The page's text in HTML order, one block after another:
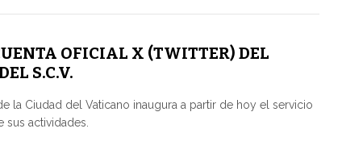
OFICIAL X (TWITTER) DEL
S.C.V.
la Ciudad del Vaticano inaugura a partir de hoy el servicio
sus actividades.